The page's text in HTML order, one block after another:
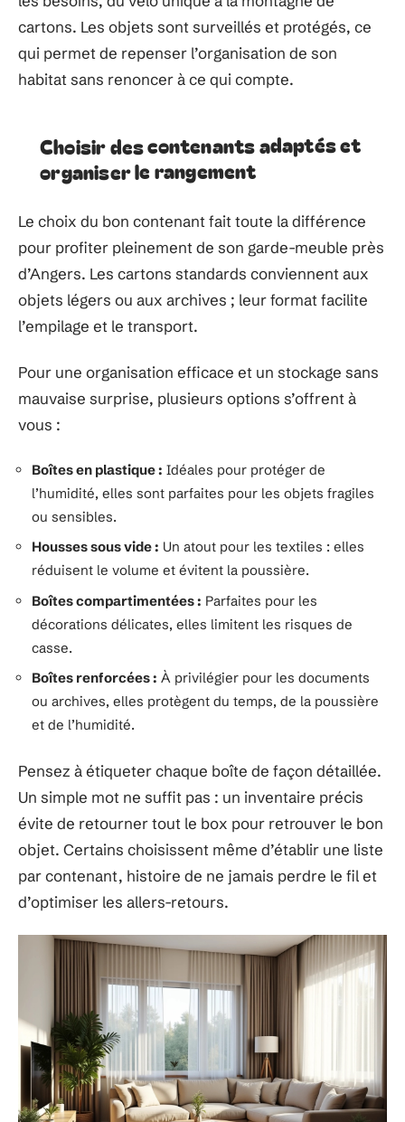
cartons. Les objets sont surveillés et protégés, ce
qui permet de repenser l’organisation de son
habitat sans renoncer à ce qui compte.
Choisir des contenants adaptés et
organiser le rangement
Le choix du bon contenant fait toute la différence
pour profiter pleinement de son garde-meuble près
d’Angers. Les cartons standards conviennent aux
objets légers ou aux archives ; leur format facilite
l’empilage et le transport.
Pour une organisation efficace et un stockage sans
mauvaise surprise, plusieurs options s’offrent à
vous :
Boîtes en plastique : Idéales pour protéger de
l’humidité, elles sont parfaites pour les objets fragiles
ou sensibles.
Housses sous vide : Un atout pour les textiles : elles
réduisent le volume et évitent la poussière.
Boîtes compartimentées : Parfaites pour les
décorations délicates, elles limitent les risques de
casse.
Boîtes renforcées : À privilégier pour les documents
ou archives, elles protègent du temps, de la poussière
et de l’humidité.
Pensez à étiqueter chaque boîte de façon détaillée.
Un simple mot ne suffit pas : un inventaire précis
évite de retourner tout le box pour retrouver le bon
objet. Certains choisissent même d’établir une liste
par contenant, histoire de ne jamais perdre le fil et
d’optimiser les allers-retours.